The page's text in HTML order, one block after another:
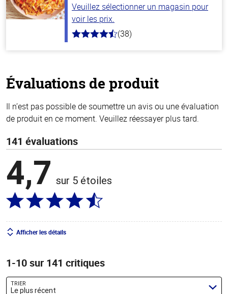
Veuillez sélectionner un magasin pour
voir les prix.
4.1
(38)
Évaluations de produit
Il n’est pas possible de soumettre un avis ou une évaluation
de produit en ce moment. Veuillez réessayer plus tard.
141 évaluations
4,7 sur 5 étoiles
Afficher les détails
1-10 sur 141 critiques
TRIER
Le plus récent